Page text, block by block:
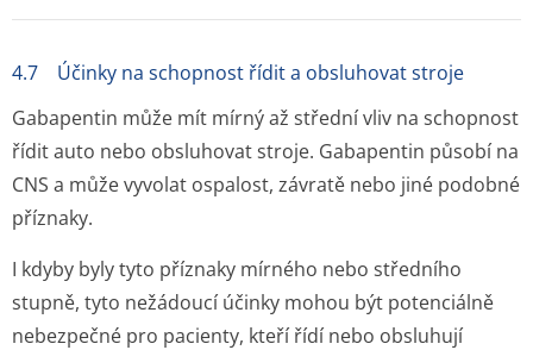
4.7 Účinky na schopnost řídit a obsluhovat stroje
Gabapentin může mít mírný až střední vliv na schopnost
řídit auto nebo obsluhovat stroje. Gabapentin působí na
CNS a může vyvolat ospalost, závratě nebo jiné podobné
příznaky.
I kdyby byly tyto příznaky mírného nebo středního
stupně, tyto nežádoucí účinky mohou být potenciálně
nebezpečné pro pacienty, kteří řídí nebo obsluhují